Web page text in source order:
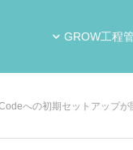
GROW工程
への初期セットアップ